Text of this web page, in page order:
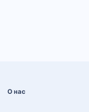
О нас